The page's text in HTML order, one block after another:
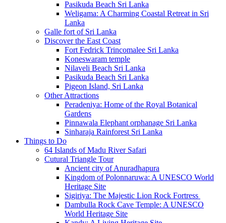
Pasikuda Beach Sri Lanka
Weligama: A Charming Coastal Retreat in Sri
Lanka
Galle fort of Sri Lanka
Discover the East Coast
Fort Fedrick Trincomalee Sri Lanka
Koneswaram temple
Nilaveli Beach Sri Lanka
Pasikuda Beach Sri Lanka
Pigeon Island, Sri Lanka
Other Attractions
Peradeniya: Home of the Royal Botanical
Gardens
Pinnawala Elephant orphanage Sri Lanka
Sinharaja Rainforest Sri Lanka
Things to Do
64 Islands of Madu River Safari
Cutural Triangle Tour
Ancient city of Anuradhapura
Kingdom of Polonnaruwa: A UNESCO World
Heritage Site
Sigiriya: The Majestic Lion Rock Fortress
Dambulla Rock Cave Temple: A UNESCO
World Heritage Site